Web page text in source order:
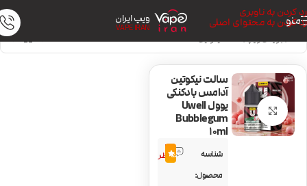
رد کردن به ناوبری
رد کردن به محتوای اصلی
منو ویپ ایران
VAPE IRAN
خانه/جویس ویپ/سالت نیکوتین
بزرگنمایی تصویر
سالت نیکوتین
آدامس بادکنکی
یوول Uwell
Bubblegum
10ml
شناسه
محصول:
4
نظر5.0